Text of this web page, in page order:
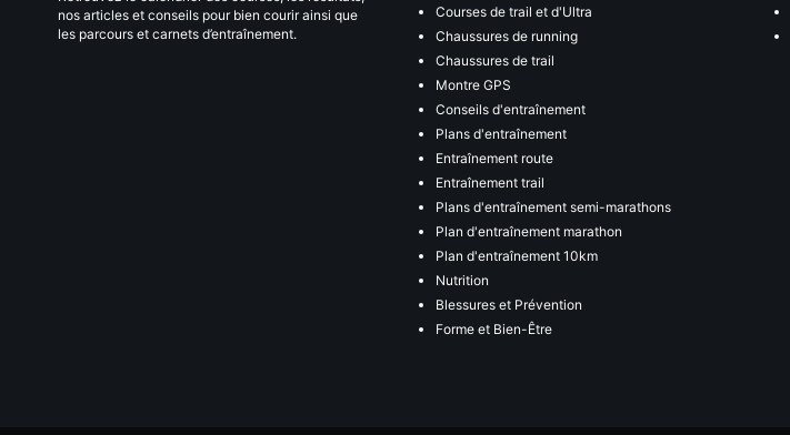
nos articles et conseils pour bien courir ainsi que
les parcours et carnets d’entraînement.
Courses de trail et d'Ultra
Chaussures de running
Chaussures de trail
Montre GPS
Conseils d'entraînement
Plans d'entraînement
Entraînement route
Entraînement trail
Plans d'entraînement semi-marathons
Plan d'entraînement marathon
Plan d'entraînement 10km
Nutrition
Blessures et Prévention
Forme et Bien-Être